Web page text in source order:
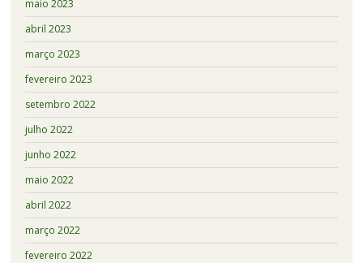
maio 2023
abril 2023
março 2023
fevereiro 2023
setembro 2022
julho 2022
junho 2022
maio 2022
abril 2022
março 2022
fevereiro 2022